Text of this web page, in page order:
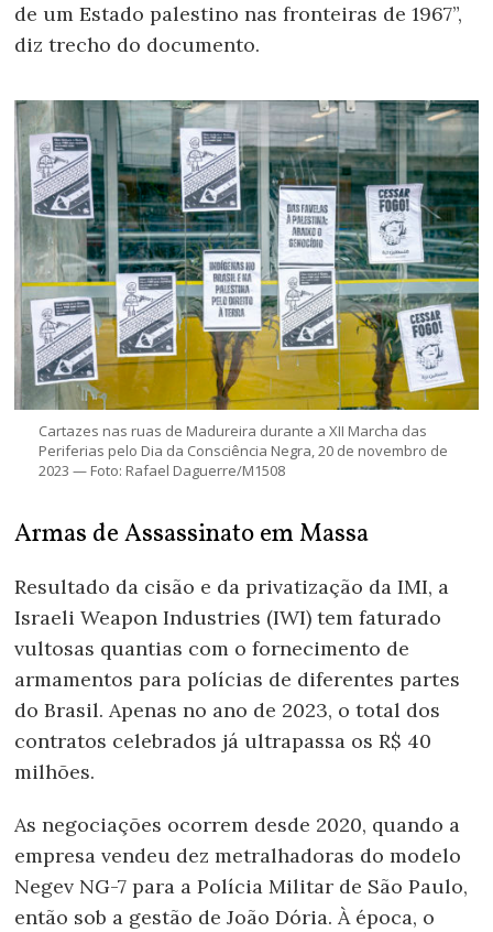
de um Estado palestino nas fronteiras de 1967”,
diz trecho do documento.
Cartazes nas ruas de Madureira durante a XII Marcha das
Periferias pelo Dia da Consciência Negra, 20 de novembro de
2023 — Foto: Rafael Daguerre/M1508
Armas de Assassinato em Massa
Resultado da cisão e da privatização da IMI, a
Israeli Weapon Industries (IWI) tem faturado
vultosas quantias com o fornecimento de
armamentos para polícias de diferentes partes
do Brasil. Apenas no ano de 2023, o total dos
contratos celebrados já ultrapassa os R$ 40
milhões.
As negociações ocorrem desde 2020, quando a
empresa vendeu dez metralhadoras do modelo
Negev NG-7 para a Polícia Militar de São Paulo,
então sob a gestão de João Dória. À época, o